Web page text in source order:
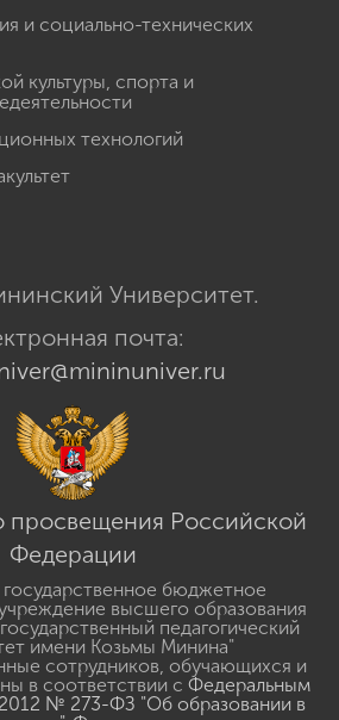
и социально-технических
культуры, спорта и
технологий
Университет.
почта:
просвещения Российской
Федерации
бюджетное
высшего образования
педагогический
имени Козьмы Минина"
сотрудников, обучающихся и
в соответствии с Федеральным
№ 273-ФЗ "Об образовании в